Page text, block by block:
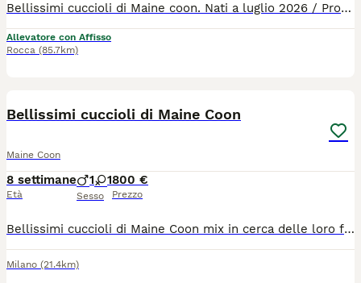
Bellissimi cuccioli di Maine coon. Nati a luglio 2026 / Pronti dal 10 ottobre 2026. Genitori testati sulle malattie più comuni della razza (soprattutto HCM negativi) e FIV / FELV negativi. Manto: black smoke. Rimasti solo maschi. Linea da compagnia. 800 a cucciolo, incluso di microchip, vaccino, sverminazione e libretto sanitario. Ci troviamo a Montiglio Monferrato (AT). Possibilità di trasporto, dipende dalla zona
Allevatore con Affisso
Rocca (85.7km)
Bellissimi cuccioli di Maine Coon
Maine Coon
8 settimane
Età
1 1
Sesso
800 €
Prezzo
Bellissimi cuccioli di Maine Coon mix in cerca delle loro famiglie per sempre. Attualmente abbiamo disponibili un maschietto e una femminuccia, entrambi con un carattere meraviglioso e una personalità dolce, affettuosa e tranquilla. I cuccioli sono cresciuti in un ambiente familiare pieno di amore e sono abituati alla vita quotidiana in casa. Sono stati socializzati con bambini, altri gatti e il nostro piccolo Shih Tzu, imparando fin da piccoli a essere socievoli, sicuri di sé e ben equilibrati. La loro mamma è la nostra amata gatta di famiglia ed è per metà Maine Coon. Ha un temperamento splendido e siamo rimasti così soddisfatti della sua prima cucciolata che abbiamo deciso di tenere uno dei suoi bellissimi maschietti. Questi cuccioli hanno ereditato il suo carattere dolce e stanno crescendo come piccoli compagni affettuosi, giocherelloni e pieni di personalità. Sono disponibili per le visite e saremo felici di conoscere le potenziali famiglie, così da assicurarci che trovino la casa amorevole che meritano. Per maggiori informazioni o per organizzare una visita, non esitate a contattarci.
Milano (21.4km)